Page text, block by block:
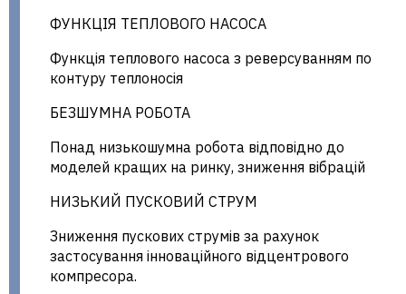
ФУНКЦІЯ ТЕПЛОВОГО НАСОСА
Функція теплового насоса з реверсуванням по
контуру теплоносія
БЕЗШУМНА РОБОТА
Понад низькошумна робота відповідно до
моделей кращих на ринку, зниження вібрацій
НИЗЬКИЙ ПУСКОВИЙ СТРУМ
Зниження пускових струмів за рахунок
застосування інноваційного відцентрового
компресора.